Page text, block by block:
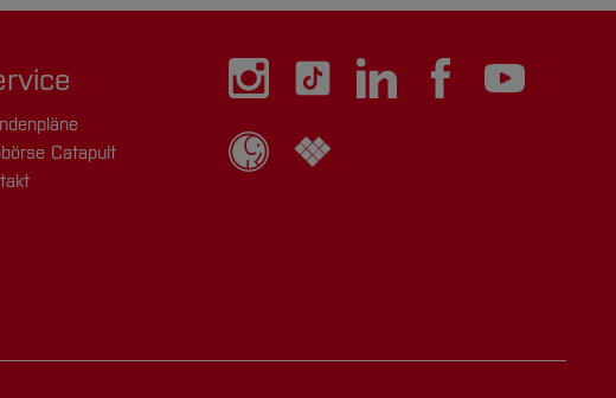
Catapult